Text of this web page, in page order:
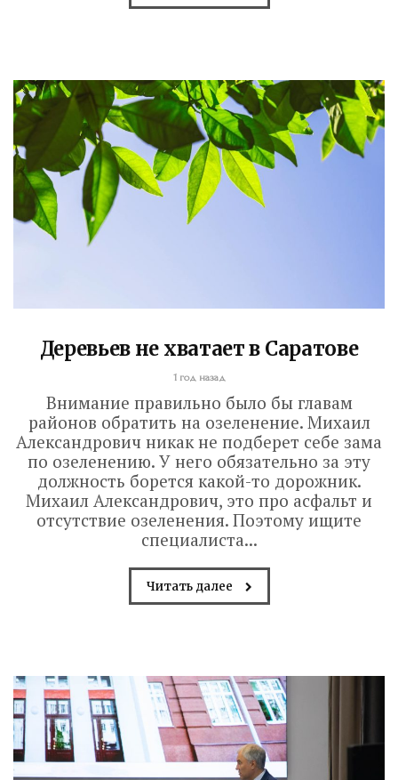
Деревьев не хватает в Саратове
1 год назад
Внимание правильно было бы главам
районов обратить на озеленение. Михаил
Александрович никак не подберет себе зама
по озеленению. У него обязательно за эту
должность борется какой-то дорожник.
Михаил Александрович, это про асфальт и
отсутствие озеленения. Поэтому ищите
специалиста...
Читать далее
Володин о СПАСЕНИИ
здания колледжа